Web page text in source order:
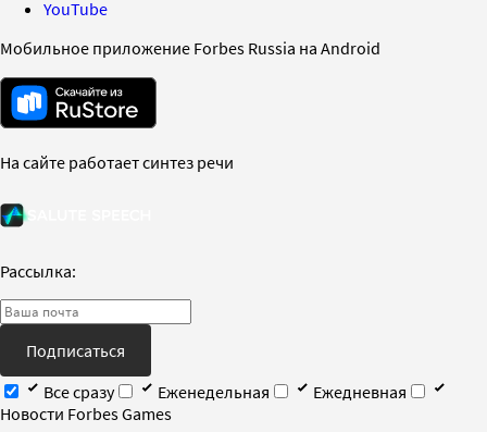
YouTube
Мобильное приложение Forbes Russia на Android
На сайте работает синтез речи
Рассылка:
Подписаться
Все сразу
Еженедельная
Ежедневная
Новости Forbes Games